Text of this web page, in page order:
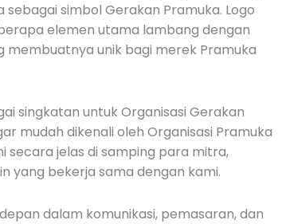
simbol Gerakan Pramuka. Logo
elemen utama lambang dengan
unik bagi merek Pramuka
singkatan untuk Organisasi Gerakan
mudah dikenali oleh Organisasi Pramuka
secara jelas di samping para mitra,
yang bekerja sama dengan kami.
dalam komunikasi, pemasaran, dan